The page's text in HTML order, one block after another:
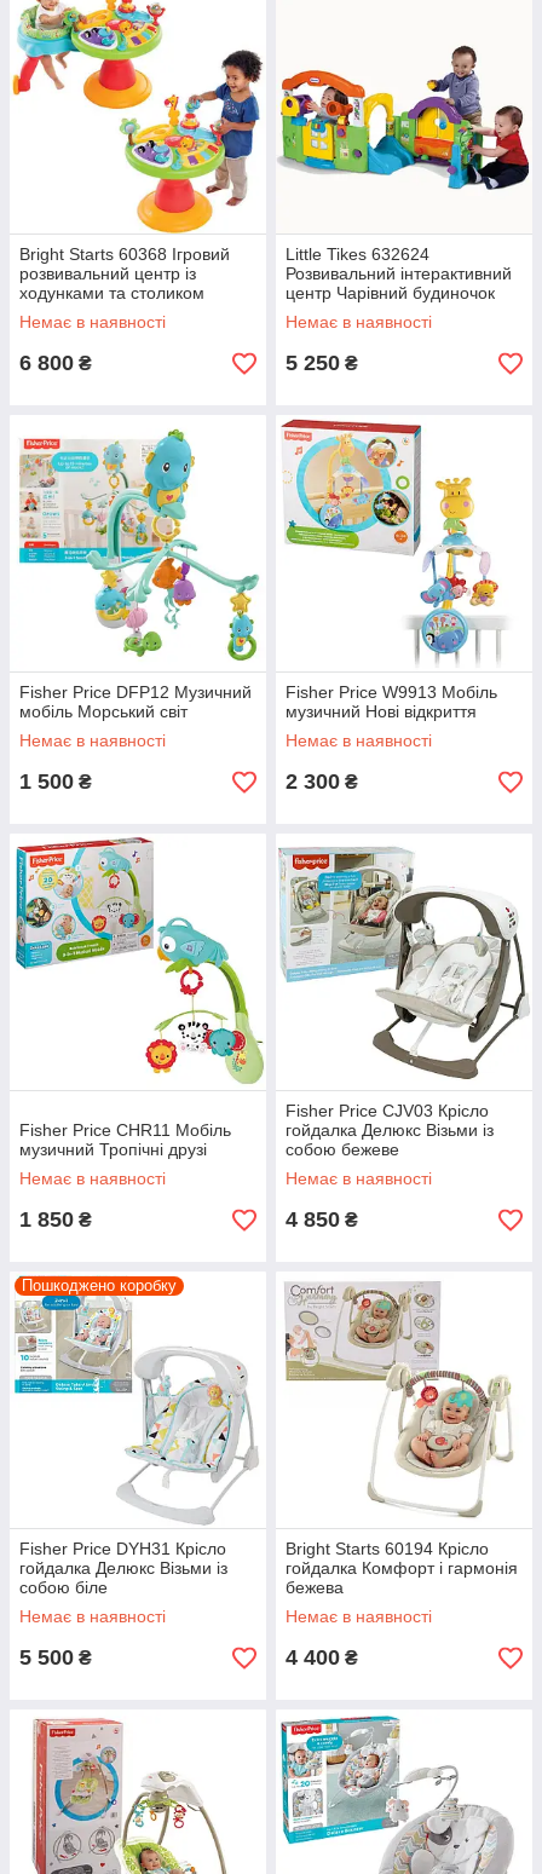
Bright Starts 60368 Ігровий
розвивальний центр із
ходунками та столиком
Зоопарк
Немає в наявності
6 800 ₴
Little Tikes 632624
Розвивальний інтерактивний
центр Чарівний будиночок
Немає в наявності
5 250 ₴
Fisher Price DFP12 Музичний
мобіль Морський світ
Немає в наявності
1 500 ₴
Fisher Price W9913 Мобіль
музичний Нові відкриття
Немає в наявності
2 300 ₴
Fisher Price CHR11 Мобіль
музичний Тропічні друзі
Немає в наявності
1 850 ₴
Fisher Price CJV03 Крісло
гойдалка Делюкс Візьми із
собою бежеве
Немає в наявності
4 850 ₴
Пошкоджено коробку
Fisher Price DYH31 Крісло
гойдалка Делюкс Візьми із
собою біле
Немає в наявності
5 500 ₴
Bright Starts 60194 Крісло
гойдалка Комфорт і гармонія
бежева
Немає в наявності
4 400 ₴